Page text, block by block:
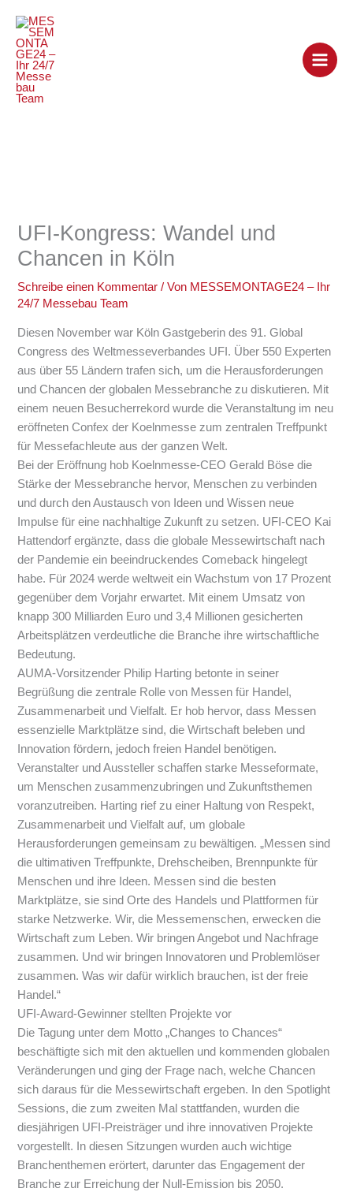
Inhalt
springen
UFI-Kongress: Wandel und
Chancen in Köln
Schreibe einen Kommentar / Von MESSEMONTAGE24 – Ihr
24/7 Messebau Team
Diesen November war Köln Gastgeberin des 91. Global
Congress des Weltmesseverbandes UFI. Über 550 Experten
aus über 55 Ländern trafen sich, um die Herausforderungen
und Chancen der globalen Messebranche zu diskutieren. Mit
einem neuen Besucherrekord wurde die Veranstaltung im neu
eröffneten Confex der Koelnmesse zum zentralen Treffpunkt
für Messefachleute aus der ganzen Welt.
Bei der Eröffnung hob Koelnmesse-CEO Gerald Böse die
Stärke der Messebranche hervor, Menschen zu verbinden
und durch den Austausch von Ideen und Wissen neue
Impulse für eine nachhaltige Zukunft zu setzen. UFI-CEO Kai
Hattendorf ergänzte, dass die globale Messewirtschaft nach
der Pandemie ein beeindruckendes Comeback hingelegt
habe. Für 2024 werde weltweit ein Wachstum von 17 Prozent
gegenüber dem Vorjahr erwartet. Mit einem Umsatz von
knapp 300 Milliarden Euro und 3,4 Millionen gesicherten
Arbeitsplätzen verdeutliche die Branche ihre wirtschaftliche
Bedeutung.
AUMA-Vorsitzender Philip Harting betonte in seiner
Begrüßung die zentrale Rolle von Messen für Handel,
Zusammenarbeit und Vielfalt. Er hob hervor, dass Messen
essenzielle Marktplätze sind, die Wirtschaft beleben und
Innovation fördern, jedoch freien Handel benötigen.
Veranstalter und Aussteller schaffen starke Messeformate,
um Menschen zusammenzubringen und Zukunftsthemen
voranzutreiben. Harting rief zu einer Haltung von Respekt,
Zusammenarbeit und Vielfalt auf, um globale
Herausforderungen gemeinsam zu bewältigen. „Messen sind
die ultimativen Treffpunkte, Drehscheiben, Brennpunkte für
Menschen und ihre Ideen. Messen sind die besten
Marktplätze, sie sind Orte des Handels und Plattformen für
starke Netzwerke. Wir, die Messemenschen, erwecken die
Wirtschaft zum Leben. Wir bringen Angebot und Nachfrage
zusammen. Und wir bringen Innovatoren und Problemlöser
zusammen. Was wir dafür wirklich brauchen, ist der freie
Handel.“
UFI-Award-Gewinner stellten Projekte vor
Die Tagung unter dem Motto „Changes to Chances“
beschäftigte sich mit den aktuellen und kommenden globalen
Veränderungen und ging der Frage nach, welche Chancen
sich daraus für die Messewirtschaft ergeben. In den Spotlight
Sessions, die zum zweiten Mal stattfanden, wurden die
diesjährigen UFI-Preisträger und ihre innovativen Projekte
vorgestellt. In diesen Sitzungen wurden auch wichtige
Branchenthemen erörtert, darunter das Engagement der
Branche zur Erreichung der Null-Emission bis 2050.